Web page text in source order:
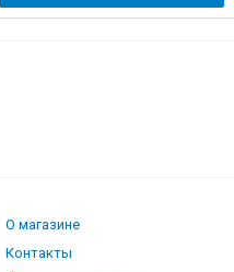
О магазине
Контакты